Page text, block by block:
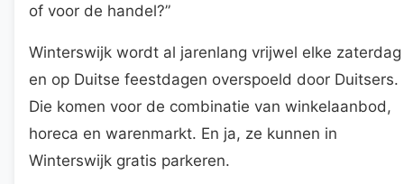
of voor de handel?”
Winterswijk wordt al jarenlang vrijwel elke zaterdag
en op Duitse feestdagen overspoeld door Duitsers.
Die komen voor de combinatie van winkelaanbod,
horeca en warenmarkt. En ja, ze kunnen in
Winterswijk gratis parkeren.